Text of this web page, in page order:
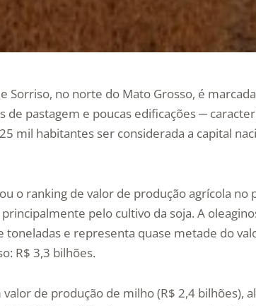
Sorriso, no norte do Mato Grosso, é
de pastagem e poucas edificações ─
mil habitantes ser considerada a capital
o ranking de valor de produção agrícola no
pelo cultivo da soja. A
toneladas e representa quase metade do
R$ 3,3 bilhões.
de produção de milho (R$ 2,4 bilhões),